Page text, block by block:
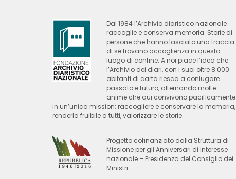
Dal 1984 l’Archivio diaristico nazionale
raccoglie e conserva memoria. Storie di
persone che hanno lasciato una traccia
di sé trovano accoglienza in questo
luogo di confine. A noi piace l’idea che
l’Archivio dei diari, con i suoi oltre 8.000
abitanti di carta riesca a coniugare
passato e futuro, alternando molte
anime che qui convivono pacificamente
in un’unica mission: raccogliere e conservare la memoria,
renderla fruibile a tutti, valorizzare le storie.
Progetto cofinanziato dalla Struttura di
Missione per gli Anniversari di interesse
nazionale – Presidenza del Consiglio dei
Ministri